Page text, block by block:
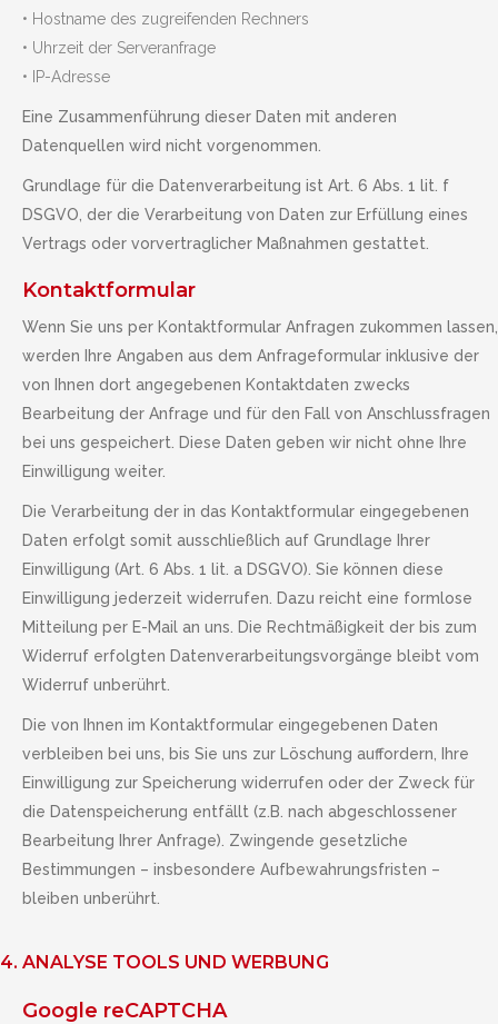
• Hostname des zugreifenden Rechners
• Uhrzeit der Serveranfrage
• IP-Adresse
Eine Zusammenführung dieser Daten mit anderen
Datenquellen wird nicht vorgenommen.
Grundlage für die Datenverarbeitung ist Art. 6 Abs. 1 lit. f
DSGVO, der die Verarbeitung von Daten zur Erfüllung eines
Vertrags oder vorvertraglicher Maßnahmen gestattet.
Kontaktformular
Wenn Sie uns per Kontaktformular Anfragen zukommen lassen,
werden Ihre Angaben aus dem Anfrageformular inklusive der
von Ihnen dort angegebenen Kontaktdaten zwecks
Bearbeitung der Anfrage und für den Fall von Anschlussfragen
bei uns gespeichert. Diese Daten geben wir nicht ohne Ihre
Einwilligung weiter.
Die Verarbeitung der in das Kontaktformular eingegebenen
Daten erfolgt somit ausschließlich auf Grundlage Ihrer
Einwilligung (Art. 6 Abs. 1 lit. a DSGVO). Sie können diese
Einwilligung jederzeit widerrufen. Dazu reicht eine formlose
Mitteilung per E-Mail an uns. Die Rechtmäßigkeit der bis zum
Widerruf erfolgten Datenverarbeitungsvorgänge bleibt vom
Widerruf unberührt.
Die von Ihnen im Kontaktformular eingegebenen Daten
verbleiben bei uns, bis Sie uns zur Löschung auffordern, Ihre
Einwilligung zur Speicherung widerrufen oder der Zweck für
die Datenspeicherung entfällt (z.B. nach abgeschlossener
Bearbeitung Ihrer Anfrage). Zwingende gesetzliche
Bestimmungen – insbesondere Aufbewahrungsfristen –
bleiben unberührt.
4. ANALYSE TOOLS UND WERBUNG
Google reCAPTCHA